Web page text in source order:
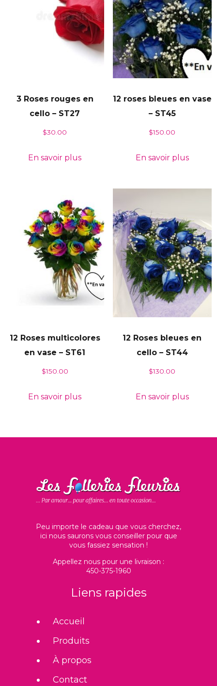
3 Roses rouges en
cello – ST27
$30.00
En savoir plus
12 roses bleues en vase
– ST45
$150.00
En savoir plus
12 Roses multicolores
en vase – ST61
$150.00
En savoir plus
12 Roses bleues en
cello – ST44
$130.00
En savoir plus
Peu importe le cadeau que vous cherchez,
ici nous saurons vous conseiller pour que
vous fassiez sensation !
Appellez nous pour une livraison :
450-375-1960
Liens rapides
Accueil
Produits
À propos
Contact